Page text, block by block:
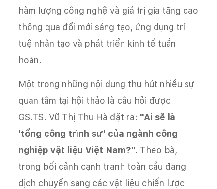
hàm lượng công nghệ và giá trị gia tăng cao
thông qua đổi mới sáng tạo, ứng dụng trí
tuệ nhân tạo và phát triển kinh tế tuần
hoàn.
Một trong những nội dung thu hút nhiều sự
quan tâm tại hội thảo là câu hỏi được
GS.TS. Vũ Thị Thu Hà đặt ra: "Ai sẽ là
'tổng công trình sư' của ngành công
nghiệp vật liệu Việt Nam?". Theo bà,
trong bối cảnh cạnh tranh toàn cầu đang
dịch chuyển sang các vật liệu chiến lược